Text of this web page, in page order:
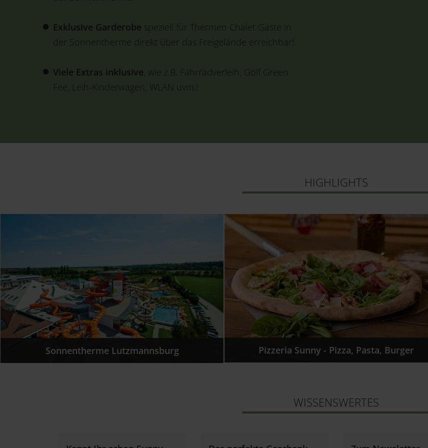
Exklusive Garderobe speziell für Thermen Chalet Gäste in
der Sonnentherme direkt über das Freigelände erreichbar!
Viele Extras inklusive , wie z.B. Fahrradverleih, Golf Green
Fee, Leih-Kinderwagen, WLAN uvm.!
HIGHLIGHTS
Sonnentherme Lutzmannsburg Pizzeria Sunny - Pizza, Pasta, Burger
WISSENSWERTES